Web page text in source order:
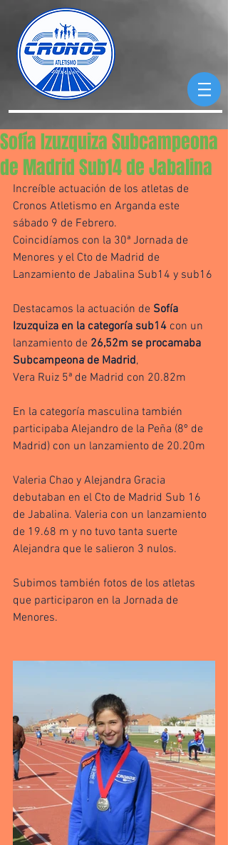
Sofía Izuzquiza Subcampeona
de Madrid Sub14 de Jabalina
Increíble actuación de los atletas de
Cronos Atletismo en Arganda este
sábado 9 de Febrero.
Coincidíamos con la 30ª Jornada de
Menores y el Cto de Madrid de
Lanzamiento de Jabalina Sub14 y sub16
Destacamos la actuación de Sofía
Izuzquiza en la categoría sub14 con un
lanzamiento de 26,52m se procamaba
Subcampeona de Madrid,
Vera Ruiz 5ª de Madrid con 20.82m
En la categoría masculina también
participaba Alejandro de la Peña (8º de
Madrid) con un lanzamiento de 20.20m
Valeria Chao y Alejandra Gracia
debutaban en el Cto de Madrid Sub 16
de Jabalina. Valeria con un lanzamiento
de 19.68 m y no tuvo tanta suerte
Alejandra que le salieron 3 nulos.
Subimos también fotos de los atletas
que participaron en la Jornada de
Menores.